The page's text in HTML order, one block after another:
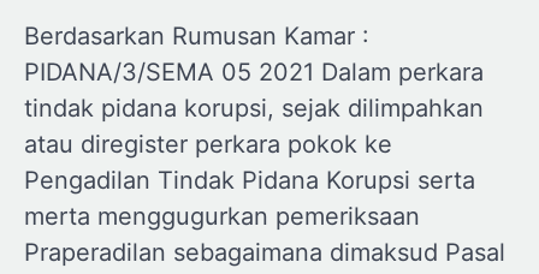
Berdasarkan Rumusan Kamar :
PIDANA/3/SEMA 05 2021 Dalam perkara
tindak pidana korupsi, sejak dilimpahkan
atau diregister perkara pokok ke
Pengadilan Tindak Pidana Korupsi serta
merta menggugurkan pemeriksaan
Praperadilan sebagaimana dimaksud Pasal